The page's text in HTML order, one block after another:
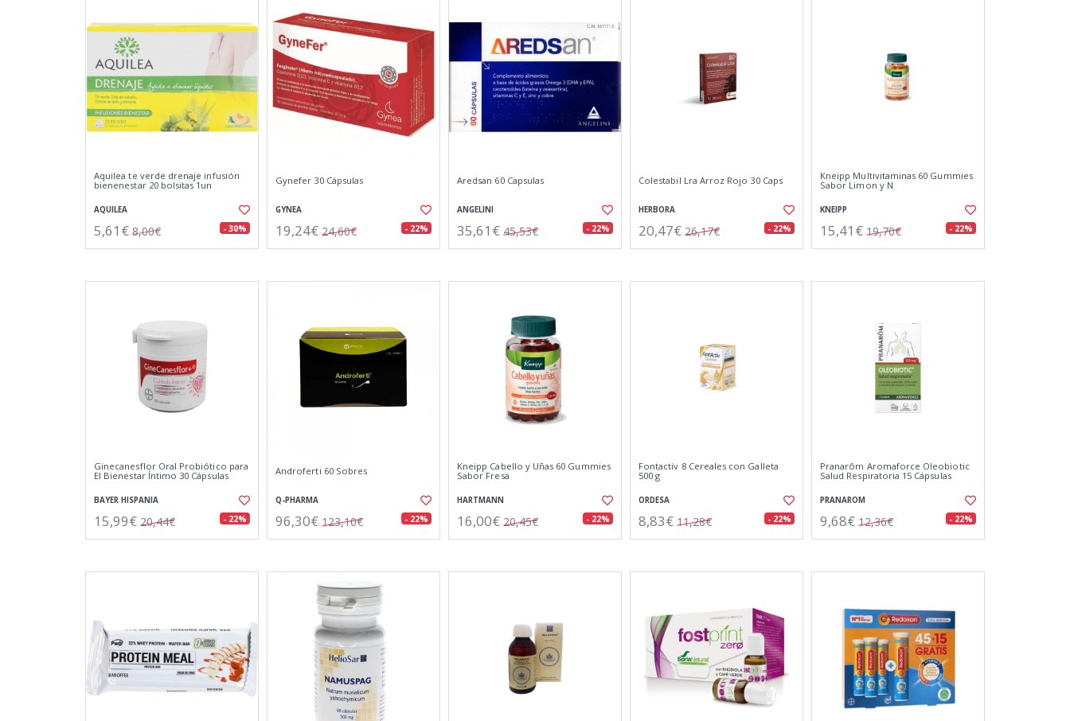
Aquilea te verde drenaje infusión
bienenestar 20 bolsitas 1un
AQUILEA
5,61€ 8,00€ - 30%
Gynefer 30 Cápsulas
GYNEA
19,24€ 24,60€ - 22%
Aredsan 60 Capsulas
ANGELINI
35,61€ 45,53€ - 22%
Colestabil Lra Arroz Rojo 30 Caps
HERBORA
20,47€ 26,17€ - 22%
Kneipp Multivitaminas 60 Gummies
Sabor Limon y N
KNEIPP
15,41€ 19,70€ - 22%
Ginecanesflor Oral Probiótico para
El Bienestar Íntimo 30 Cápsulas
BAYER HISPANIA
15,99€ 20,44€ - 22%
Androferti 60 Sobres
Q-PHARMA
96,30€ 123,10€ - 22%
Kneipp Cabello y Uñas 60 Gummies
Sabor Fresa
HARTMANN
16,00€ 20,45€ - 22%
Fontactiv 8 Cereales con Galleta
500 g
ORDESA
8,83€ 11,28€ - 22%
Pranarôm Aromaforce Oleobiotic
Salud Respiratoria 15 Cápsulas
PRANAROM
9,68€ 12,36€ - 22%